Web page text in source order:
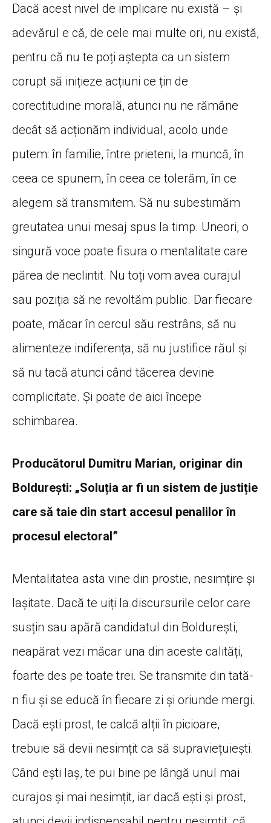
Dacă acest nivel de implicare nu există – și
adevărul e că, de cele mai multe ori, nu există,
pentru că nu te poți aștepta ca un sistem
corupt să inițieze acțiuni ce țin de
corectitudine morală, atunci nu ne rămâne
decât să acționăm individual, acolo unde
putem: în familie, între prieteni, la muncă, în
ceea ce spunem, în ceea ce tolerăm, în ce
alegem să transmitem. Să nu subestimăm
greutatea unui mesaj spus la timp. Uneori, o
singură voce poate fisura o mentalitate care
părea de neclintit. Nu toți vom avea curajul
sau poziția să ne revoltăm public. Dar fiecare
poate, măcar în cercul său restrâns, să nu
alimenteze indiferența, să nu justifice răul și
să nu tacă atunci când tăcerea devine
complicitate. Și poate de aici începe
schimbarea.
Producătorul Dumitru Marian, originar din
Boldurești: „Soluția ar fi un sistem de justiție
care să taie din start accesul penalilor în
procesul electoral”
Mentalitatea asta vine din prostie, nesimțire și
lașitate. Dacă te uiți la discursurile celor care
susțin sau apără candidatul din Boldurești,
neapărat vezi măcar una din aceste calități,
foarte des pe toate trei. Se transmite din tată-
n fiu și se educă în fiecare zi și oriunde mergi.
Dacă ești prost, te calcă alții în picioare,
trebuie să devii nesimțit ca să supraviețuiești.
Când ești laș, te pui bine pe lângă unul mai
curajos și mai nesimțit, iar dacă ești și prost,